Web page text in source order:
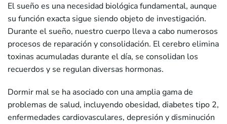
El sueño es una necesidad biológica fundamental, aunque
su función exacta sigue siendo objeto de investigación.
Durante el sueño, nuestro cuerpo lleva a cabo numerosos
procesos de reparación y consolidación. El cerebro elimina
toxinas acumuladas durante el día, se consolidan los
recuerdos y se regulan diversas hormonas.
Dormir mal se ha asociado con una amplia gama de
problemas de salud, incluyendo obesidad, diabetes tipo 2,
enfermedades cardiovasculares, depresión y disminución